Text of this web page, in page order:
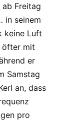
Freitag
in seinem
keine Luft
öfter mit
er
Samstag
an, dass
pro